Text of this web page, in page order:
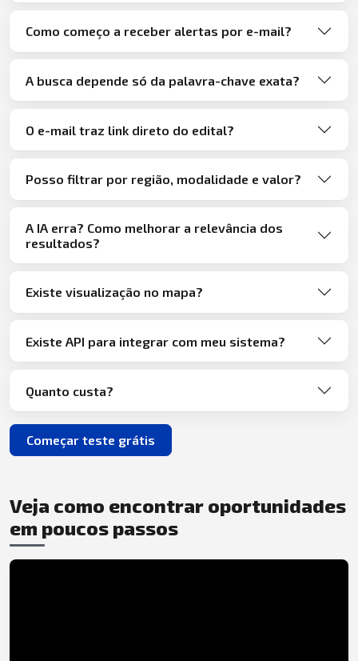
Como começo a receber alertas por e-mail?
A busca depende só da palavra-chave exata?
O e-mail traz link direto do edital?
Posso filtrar por região, modalidade e valor?
A IA erra? Como melhorar a relevância dos
resultados?
Existe visualização no mapa?
Existe API para integrar com meu sistema?
Quanto custa?
Começar teste grátis
Veja como encontrar oportunidades
em poucos passos